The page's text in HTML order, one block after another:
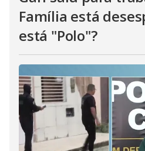
Família está
está "Polo"?